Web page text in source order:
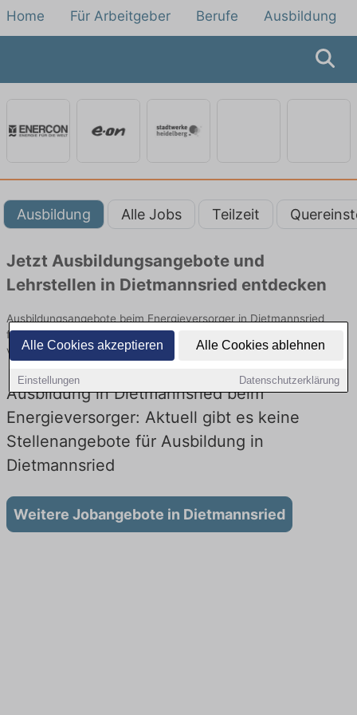
Alle Cookies akzeptieren Alle Cookies ablehnen
Einstellungen Datenschutzerklärung
Home Für Arbeitgeber Berufe Ausbildung
Ausbildung Alle Jobs Teilzeit
Jetzt Ausbildungsangebote und
Lehrstellen in Dietmannsried entdecken
Ausbildungsangebote beim Energieversorger in Dietmannsried
finden Sie von namhaften Firmen. Entdecken Sie freie Optionen
von Top-Arbeitgebern und bewerben Sie sich noch heute.
Ausbildung in Dietmannsried beim
Energieversorger: Aktuell gibt es keine
Stellenangebote für Ausbildung in
Dietmannsried
Weitere Jobangebote in Dietmannsried